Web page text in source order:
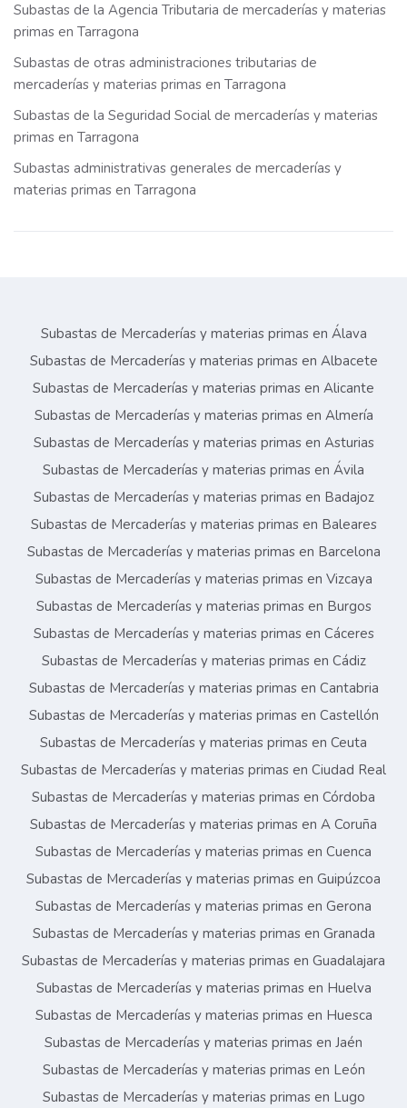
Subastas de la Agencia Tributaria de mercaderías y materias
primas en Tarragona
Subastas de otras administraciones tributarias de
mercaderías y materias primas en Tarragona
Subastas de la Seguridad Social de mercaderías y materias
primas en Tarragona
Subastas administrativas generales de mercaderías y
materias primas en Tarragona
Subastas de Mercaderías y materias primas en Álava
Subastas de Mercaderías y materias primas en Albacete
Subastas de Mercaderías y materias primas en Alicante
Subastas de Mercaderías y materias primas en Almería
Subastas de Mercaderías y materias primas en Asturias
Subastas de Mercaderías y materias primas en Ávila
Subastas de Mercaderías y materias primas en Badajoz
Subastas de Mercaderías y materias primas en Baleares
Subastas de Mercaderías y materias primas en Barcelona
Subastas de Mercaderías y materias primas en Vizcaya
Subastas de Mercaderías y materias primas en Burgos
Subastas de Mercaderías y materias primas en Cáceres
Subastas de Mercaderías y materias primas en Cádiz
Subastas de Mercaderías y materias primas en Cantabria
Subastas de Mercaderías y materias primas en Castellón
Subastas de Mercaderías y materias primas en Ceuta
Subastas de Mercaderías y materias primas en Ciudad Real
Subastas de Mercaderías y materias primas en Córdoba
Subastas de Mercaderías y materias primas en A Coruña
Subastas de Mercaderías y materias primas en Cuenca
Subastas de Mercaderías y materias primas en Guipúzcoa
Subastas de Mercaderías y materias primas en Gerona
Subastas de Mercaderías y materias primas en Granada
Subastas de Mercaderías y materias primas en Guadalajara
Subastas de Mercaderías y materias primas en Huelva
Subastas de Mercaderías y materias primas en Huesca
Subastas de Mercaderías y materias primas en Jaén
Subastas de Mercaderías y materias primas en León
Subastas de Mercaderías y materias primas en Lugo